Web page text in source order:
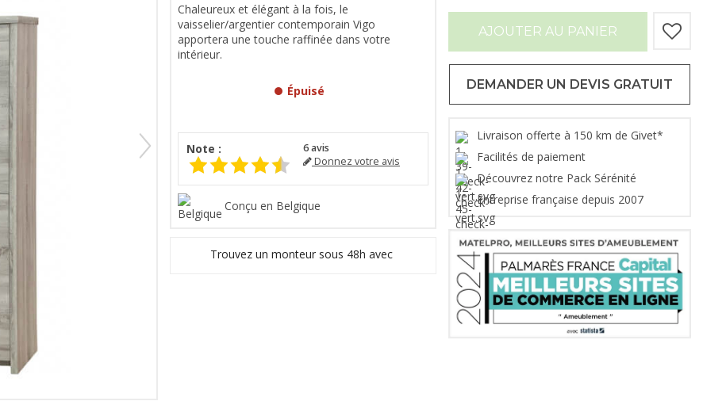
Chaleureux et élégant à la fois, le
vaisselier/argentier contemporain Vigo
apportera une touche raffinée dans votre
intérieur.
Épuisé
Note : 6avis
Donnez votre avis
Conçu en Belgique
Trouvez un monteur sous 48h avec
AJOUTER AU PANIER
DEMANDER UN DEVIS GRATUIT
Livraison offerte à 150 km de Givet*
Facilités de paiement
Découvrez notre Pack Sérénité
Entreprise française depuis 2007